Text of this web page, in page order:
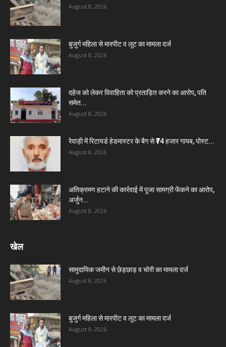
August 8, 2026
बुजुर्ग महिला से मारपीट व लूट का मामला दर्ज
August 8, 2026
दहेज को लेकर विवाहिता को प्रताड़ित करने का आरोप, पति
समेत...
August 8, 2026
रेवाड़ी में रिटायर्ड हेडमास्टर के बैग से ₹74 हजार गायब, पोस्ट...
August 8, 2026
अतिक्रमण हटाने की कार्रवाई में पूजा सामग्री फेंकने का आरोप,
अर्जुन...
August 8, 2026
खेल
सामुदायिक जमीन से छेड़छाड़ व चोरी का मामला दर्ज
August 8, 2026
बुजुर्ग महिला से मारपीट व लूट का मामला दर्ज
August 8, 2026